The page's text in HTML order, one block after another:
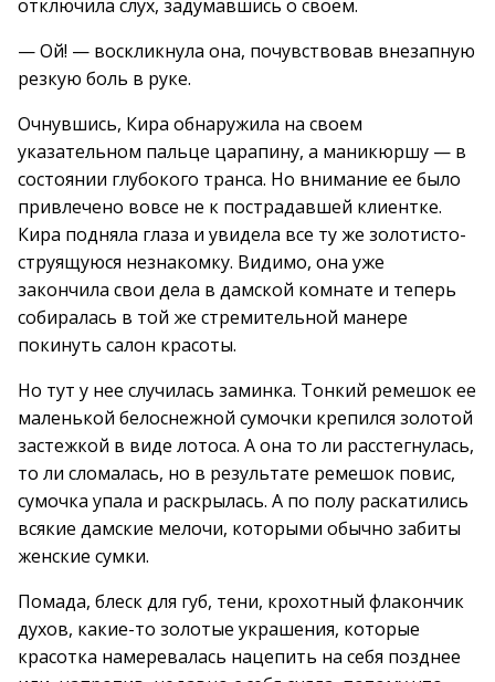
отключила слух, задумавшись о своем.
— Ой! — воскликнула она, почувствовав внезапную
резкую боль в руке.
Очнувшись, Кира обнаружила на своем
указательном пальце царапину, а маникюршу — в
состоянии глубокого транса. Но внимание ее было
привлечено вовсе не к пострадавшей клиентке.
Кира подняла глаза и увидела все ту же золотисто-
струящуюся незнакомку. Видимо, она уже
закончила свои дела в дамской комнате и теперь
собиралась в той же стремительной манере
покинуть салон красоты.
Но тут у нее случилась заминка. Тонкий ремешок ее
маленькой белоснежной сумочки крепился золотой
застежкой в виде лотоса. А она то ли расстегнулась,
то ли сломалась, но в результате ремешок повис,
сумочка упала и раскрылась. А по полу раскатились
всякие дамские мелочи, которыми обычно забиты
женские сумки.
Помада, блеск для губ, тени, крохотный флакончик
духов, какие-то золотые украшения, которые
красотка намеревалась нацепить на себя позднее